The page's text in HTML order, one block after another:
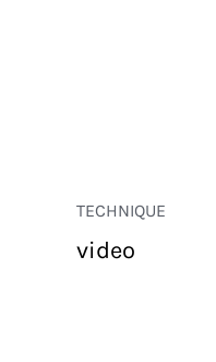
TECHNIQUE
video